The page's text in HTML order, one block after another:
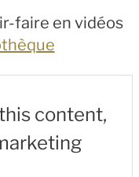
faire en vidéos
content,